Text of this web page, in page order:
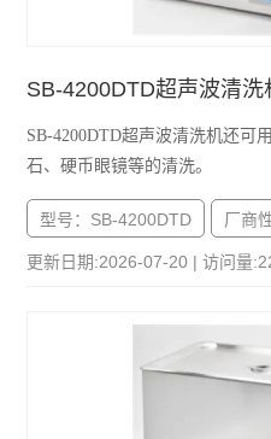
SB-4200DTD超声波清洗
SB-4200DTD超声波清洗机还可
石、硬币眼镜等的清洗。
型号：SB-4200DTD 厂商
更新日期:2026-07-20 | 访问量